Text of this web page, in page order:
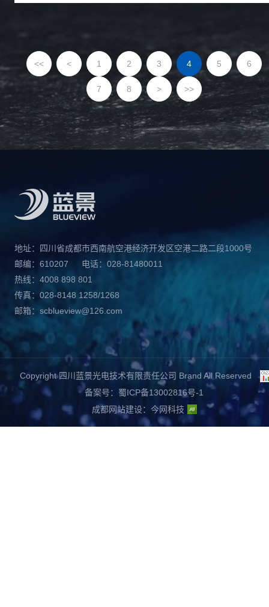
<< < 1 2 3 4 5 6
7 8 > >>
地址：四川省成都市西南航空港经济开发区空港二路二段1000号
邮编：610207
电话：028-81480011
热线：4008 898 801
传真：028-8148 1258/1268
邮箱：scblueview@126.com
Copyright 四川蓝景光电技术有限责任公司 Brand All Reserved
备案号：蜀ICP备13002816号-1
成都网站建设： 今网科技